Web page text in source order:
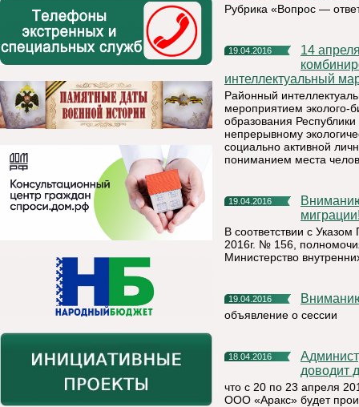
Рубрика «Вопрос —
19.04.2016
14 апреля 2016 года на базе МАДОУ «Детский сад №10
интеллектуальный
Районный
мероприятием эколого-
образования
непрерывному
социально активной
пониманием места
19.04.2016
Вниманию получателей государственных услуг в сфере
В соответствии с
2016г. № 156,
Министерство
19.04.2016
объявление о сессии
18.04.2016
Администрация муниципального района «Княжпогостский»
доводит
что с 20 по 23 апреля
ООО «Аракс» будет